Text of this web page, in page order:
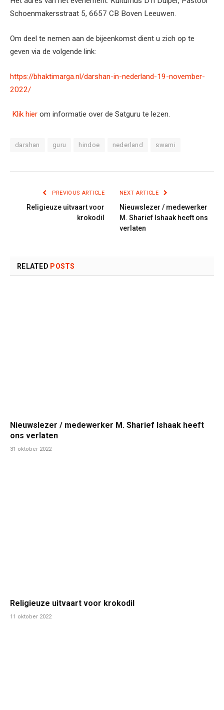
Schoenmakersstraat 5, 6657 CB Boven Leeuwen.
Om deel te nemen aan de bijeenkomst dient u zich op te
geven via de volgende link:
https://bhaktimarga.nl/darshan-in-nederland-19-november-
2022/
Klik hier om informatie over de Satguru te lezen.
darshan guru hindoe nederland swami
PREVIOUS ARTICLE
Religieuze uitvaart voor
krokodil
NEXT ARTICLE
Nieuwslezer / medewerker
M. Sharief Ishaak heeft ons
verlaten
RELATED POSTS
Nieuwslezer / medewerker M. Sharief Ishaak heeft
ons verlaten
31 oktober 2022
Religieuze uitvaart voor krokodil
11 oktober 2022